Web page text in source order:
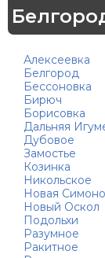
Алексеевка
Белгород
Бессоновка
Бирюч
Борисовка
Дальняя
Дубовое
Замостье
Козинка
Никольское
Новая
Новый Оскол
Подольхи
Разумное
Ракитное